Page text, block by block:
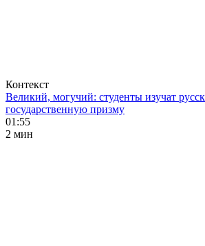
Контекст
Великий, могучий: студенты изучат
государственную призму
01:55
2 мин